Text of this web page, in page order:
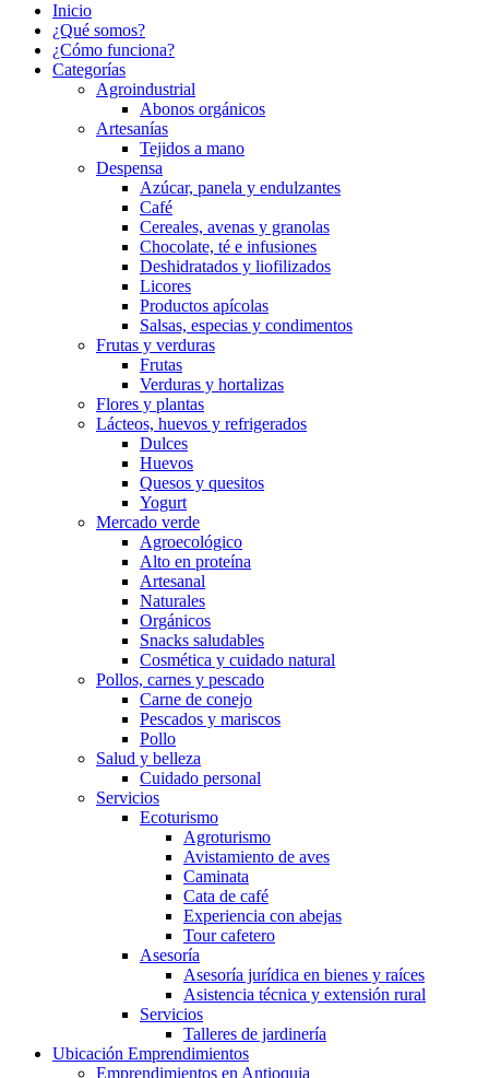
Inicio
¿Qué somos?
¿Cómo funciona?
Categorías
Agroindustrial
Abonos orgánicos
Artesanías
Tejidos a mano
Despensa
Azúcar, panela y endulzantes
Café
Cereales, avenas y granolas
Chocolate, té e infusiones
Deshidratados y liofilizados
Licores
Productos apícolas
Salsas, especias y condimentos
Frutas y verduras
Frutas
Verduras y hortalizas
Flores y plantas
Lácteos, huevos y refrigerados
Dulces
Huevos
Quesos y quesitos
Yogurt
Mercado verde
Agroecológico
Alto en proteína
Artesanal
Naturales
Orgánicos
Snacks saludables
Cosmética y cuidado natural
Pollos, carnes y pescado
Carne de conejo
Pescados y mariscos
Pollo
Salud y belleza
Cuidado personal
Servicios
Ecoturismo
Agroturismo
Avistamiento de aves
Caminata
Cata de café
Experiencia con abejas
Tour cafetero
Asesoría
Asesoría jurídica en bienes y raíces
Asistencia técnica y extensión rural
Servicios
Talleres de jardinería
Ubicación Emprendimientos
Emprendimientos en Antioquia